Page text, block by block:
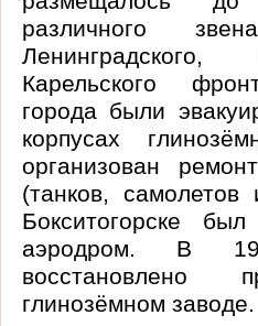
различного
Карельского
города были
корпусах
организован
(танков,
Бокситогорске
аэродром. В
восстановлено
глинозёмном заводе.